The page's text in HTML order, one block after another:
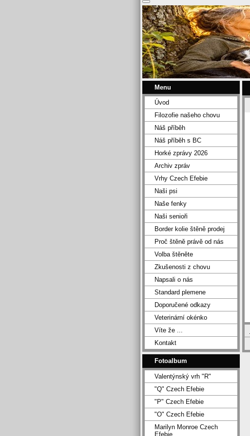
Menu
Úvod
Filozofie našeho chovu
Náš příběh
Náš příběh s BC
Horké zprávy 2026
Archiv zpráv
Vrhy Czech Efebie
Naši psi
Naše fenky
Naši senioři
Border kolie štěně prodej
Proč štěně právě od nás
Volba štěněte
Zkušenosti z chovu
Napsali o nás
Standard plemene
Doporučené odkazy
Veterinární okénko
Víte že ...
Kontakt
Fotoalbum
Valentýnský vrh "R"
"Q" Czech Efebie
"P" Czech Efebie
"O" Czech Efebie
Marilyn Monroe Czech
Efebie